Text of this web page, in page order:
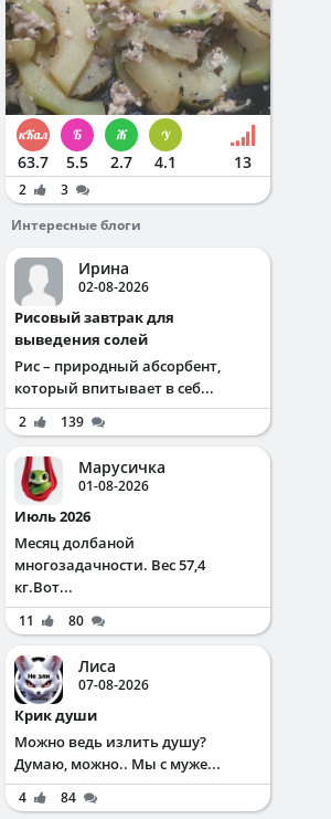
63.7 5.5 2.7 4.1 13
2
3
Интересные блоги
Ирина
02-08-2026
Рисовый завтрак для
выведения солей
Рис – природный абсорбент,
который впитывает в себ...
2 139
Марусичка
01-08-2026
Июль 2026
Месяц долбаной
многозадачности. Вес 57,4
кг.Вот...
11 80
Лиса
07-08-2026
Крик души
Можно ведь излить душу?
Думаю, можно.. Мы с муже...
4 84